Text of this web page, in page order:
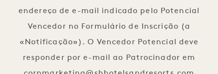
endereço de e-mail indicado pelo Potencial
Vencedor no Formulário de Inscrição (a
«Notificação»). O Vencedor Potencial deve
responder por e-mail ao Patrocinador em